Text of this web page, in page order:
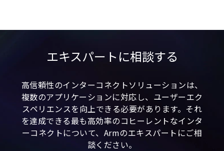
エキスパートに相談する
高信頼性のインターコネクトソリューションは、
複数のアプリケーションに対応し、ユーザーエク
スペリエンスを向上できる必要があります。それ
を達成できる最も高効率のコヒーレントなインタ
ーコネクトについて、Armのエキスパートにご相
談ください。